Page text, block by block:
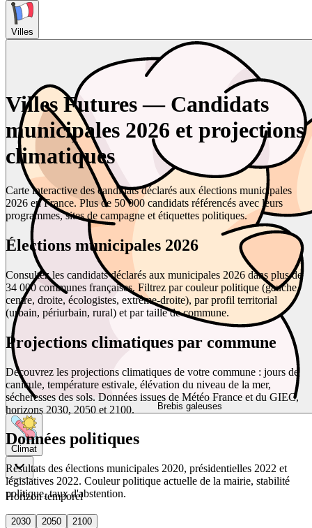
Villes
Brebis galeuses
Climat
Horizon temporel
2030 2050
2100
Villes Futures — Candidats
municipales 2026 et projections
climatiques
Carte interactive des candidats déclarés aux élections municipales
2026 en France. Plus de 50 000 candidats référencés avec leurs
programmes, sites de campagne et étiquettes politiques.
Élections municipales 2026
Consultez les candidats déclarés aux municipales 2026 dans plus de
34 000 communes françaises. Filtrez par couleur politique (gauche,
centre, droite, écologistes, extrême-droite), par profil territorial
(urbain, périurbain, rural) et par taille de commune.
Projections climatiques par commune
Découvrez les projections climatiques de votre commune : jours de
canicule, température estivale, élévation du niveau de la mer,
sécheresses des sols. Données issues de Météo France et du GIEC,
horizons 2030, 2050 et 2100.
Données politiques
Résultats des élections municipales 2020, présidentielles 2022 et
législatives 2022. Couleur politique actuelle de la mairie, stabilité
politique, taux d'abstention.